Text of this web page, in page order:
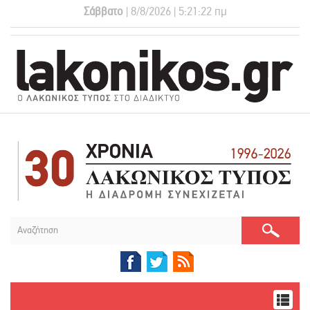
Σάββατο| 8/8/2026 | 5:21:22 πμ